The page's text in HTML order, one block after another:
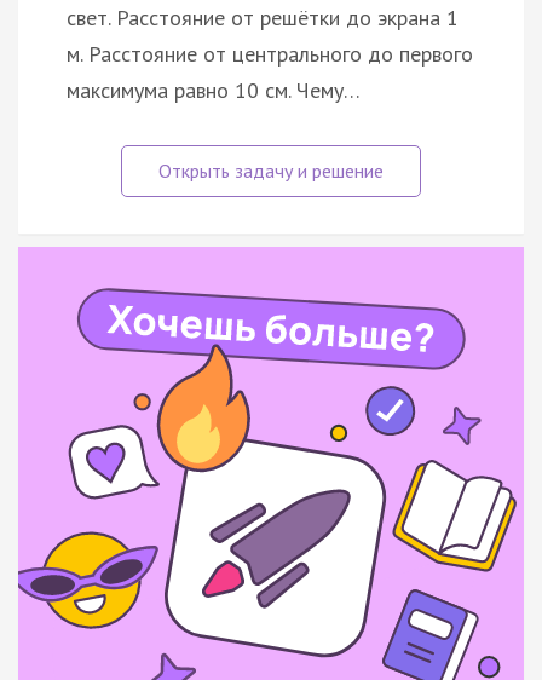
свет. Расстояние от решётки до экрана 1
м. Расстояние от центрального до первого
максимума равно 10 см. Чему…